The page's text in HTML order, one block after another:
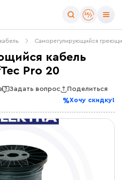
Саморегулирующийся
кабель
Pro 20
Задать вопрос
Поделиться
Хочу скидку!